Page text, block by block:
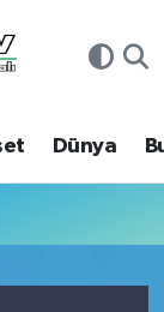
Dünya